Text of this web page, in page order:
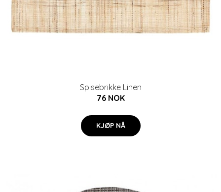
Spisebrikke Linen
76 NOK
KJØP NÅ